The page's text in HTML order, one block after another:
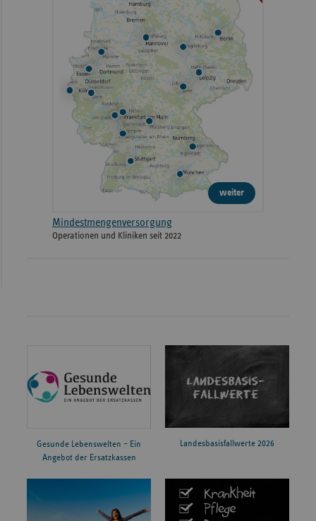
weiter
Mindestmengenversorgung
Operationen und Kliniken seit 2022
Gesunde Lebenswelten – Ein
Angebot der Ersatzkassen
Landesbasisfallwerte 2026